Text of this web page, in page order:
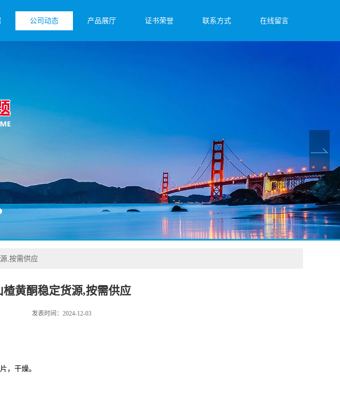
公司动态 产品展厅 证书荣誉 联系方式 在线留言
,按需供应
楂黄酮稳定货源,按需供应
发表时间：2024-12-03
，干燥。